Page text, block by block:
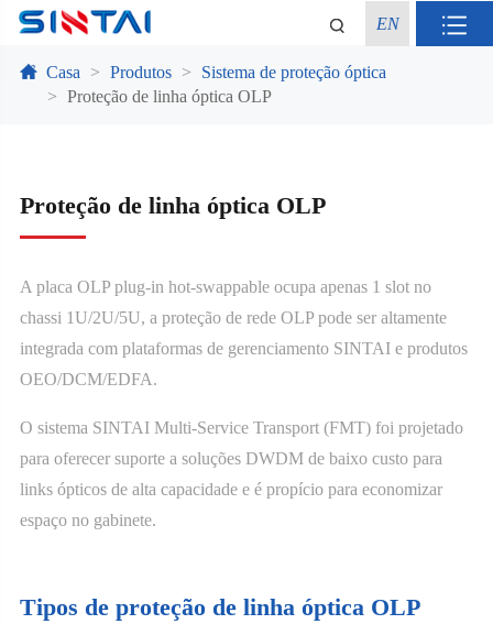
EN
Casa Produtos
Sistema de proteção óptica
Proteção de linha óptica OLP
Proteção de linha óptica OLP
A placa OLP plug-in hot-swappable ocupa apenas 1 slot no
chassi 1U/2U/5U, a proteção de rede OLP pode ser altamente
integrada com plataformas de gerenciamento SINTAI e produtos
OEO/DCM/EDFA.
O sistema SINTAI Multi-Service Transport (FMT) foi projetado
para oferecer suporte a soluções DWDM de baixo custo para
links ópticos de alta capacidade e é propício para economizar
espaço no gabinete.
Tipos de proteção de linha óptica OLP